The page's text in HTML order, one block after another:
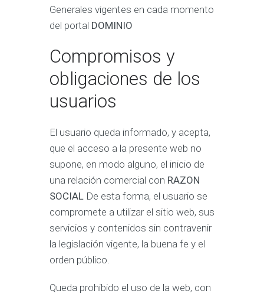
Generales vigentes en cada momento
del portal DOMINIO
Compromisos y
obligaciones de los
usuarios
El usuario queda informado, y acepta,
que el acceso a la presente web no
supone, en modo alguno, el inicio de
una relación comercial con RAZON
SOCIAL De esta forma, el usuario se
compromete a utilizar el sitio web, sus
servicios y contenidos sin contravenir
la legislación vigente, la buena fe y el
orden público.
Queda prohibido el uso de la web, con